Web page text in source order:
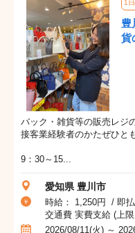
1
豊
貨
バック・雑貨等の販売レジ
接客業経験者のかたぜひと
9：30～15...
愛知県 豊川市
時給： 1,250円 / 即
交通費 実費支給 (上
2026/08/11(火) ～